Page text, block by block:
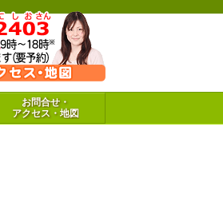
お問合せ・
アクセス・地図